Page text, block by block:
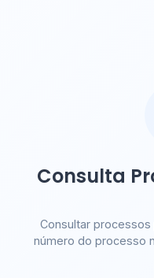
Consulta
Consultar processos
número do processo